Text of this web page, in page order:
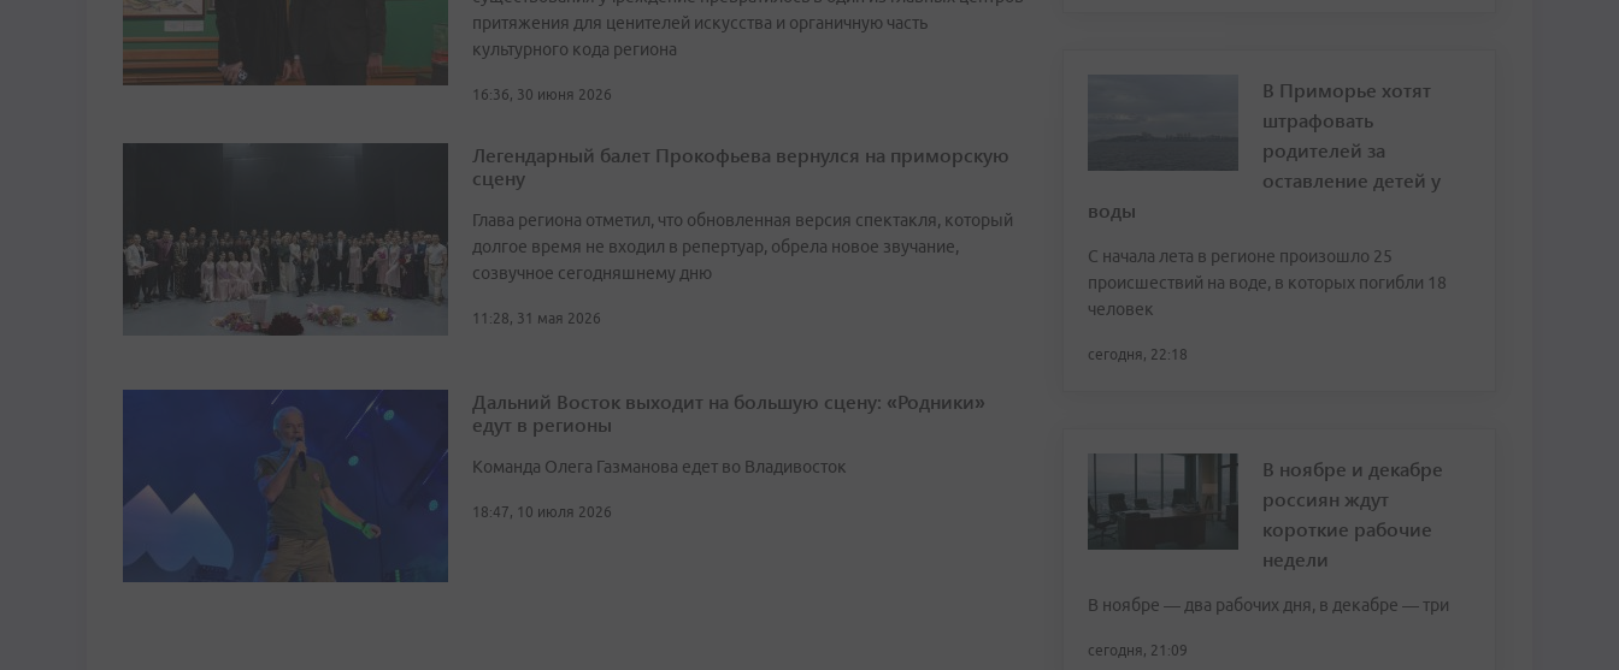
притяжения для ценителей искусства и органичную часть
культурного кода региона
16:36, 30 июня 2026
Легендарный балет Прокофьева вернулся на приморскую
сцену
Глава региона отметил, что обновленная версия спектакля, который
долгое время не входил в репертуар, обрела новое звучание,
созвучное сегодняшнему дню
11:28, 31 мая 2026
Дальний Восток выходит на большую сцену: «Родники»
едут в регионы
Команда Олега Газманова едет во Владивосток
18:47, 10 июля 2026
В Приморье хотят
штрафовать
родителей за
оставление детей у
воды
С начала лета в регионе произошло 25
происшествий на воде, в которых погибли 18
человек
сегодня, 22:18
В ноябре и декабре
россиян ждут
короткие рабочие
недели
В ноябре — два рабочих дня, в декабре — три
сегодня, 21:09